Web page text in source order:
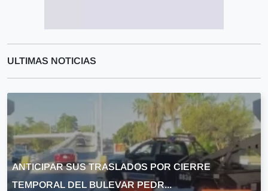
ULTIMAS NOTICIAS
ANTICIPAR SUS TRASLADOS POR CIERRE
TEMPORAL DEL BULEVAR PEDR...